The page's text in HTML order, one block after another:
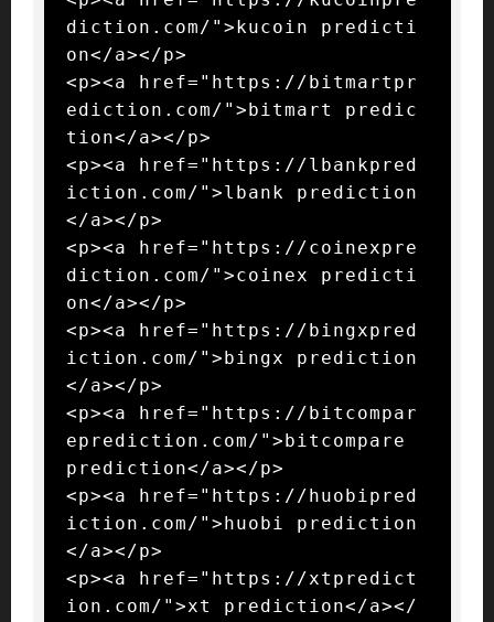
diction.com/">kucoin predicti
on</a></p>
<p><a href="https://bitmartpr
ediction.com/">bitmart predic
tion</a></p>
<p><a href="https://lbankpred
iction.com/">lbank prediction
</a></p>
<p><a href="https://coinexpre
diction.com/">coinex predicti
on</a></p>
<p><a href="https://bingxpred
iction.com/">bingx prediction
</a></p>
<p><a href="https://bitcompar
eprediction.com/">bitcompare
prediction</a></p>
<p><a href="https://huobipred
iction.com/">huobi prediction
</a></p>
<p><a href="https://xtpredict
ion.com/">xt prediction</a></